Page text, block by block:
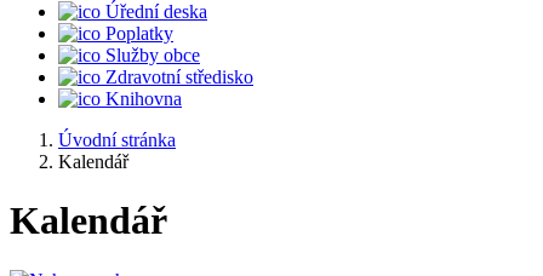
Úřední deska
Poplatky
Služby obce
Zdravotní středisko
Knihovna
Úvodní stránka
Kalendář
Kalendář